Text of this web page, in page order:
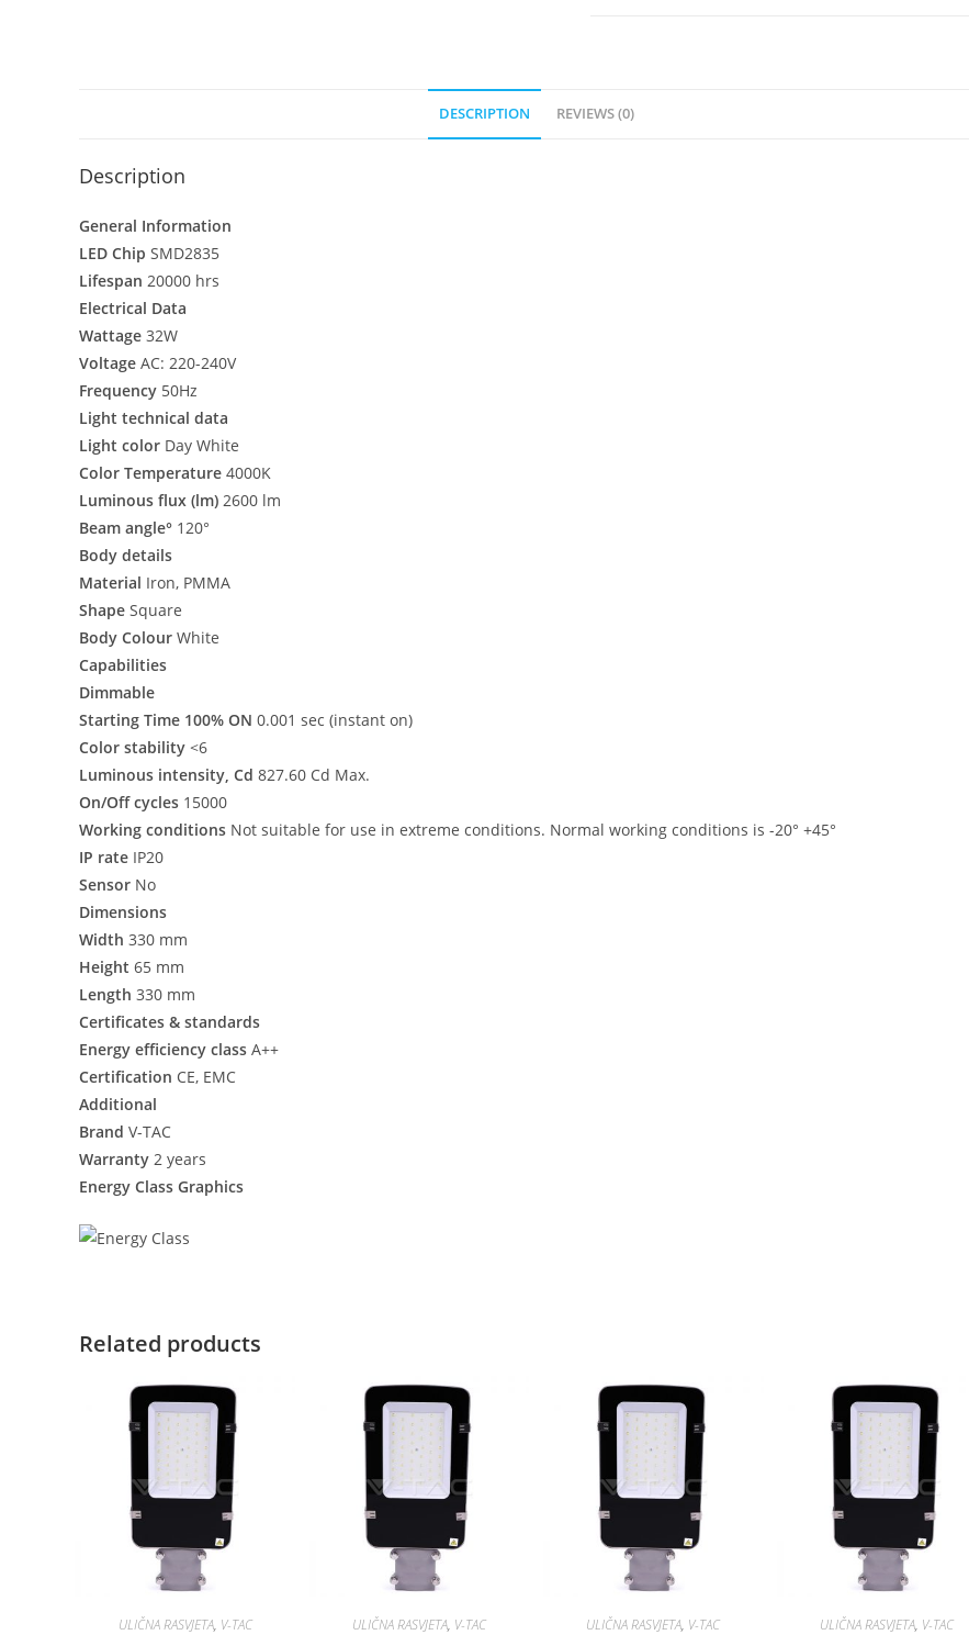
DESCRIPTION REVIEWS (0)
Description
General Information
LED Chip SMD2835
Lifespan 20000 hrs
Electrical Data
Wattage 32W
Voltage AC: 220-240V
Frequency 50Hz
Light technical data
Light color Day White
Color Temperature 4000K
Luminous flux (lm) 2600 lm
Beam angle° 120°
Body details
Material Iron, PMMA
Shape Square
Body Colour White
Capabilities
Dimmable
Starting Time 100% ON 0.001 sec (instant on)
Color stability <6
Luminous intensity, Cd 827.60 Cd Max.
On/Off cycles 15000
Working conditions Not suitable for use in extreme conditions. Normal working conditions is -20° +45°
IP rate IP20
Sensor No
Dimensions
Width 330 mm
Height 65 mm
Length 330 mm
Certificates & standards
Energy efficiency class A++
Certification CE, EMC
Additional
Brand V-TAC
Warranty 2 years
Energy Class Graphics
Related products
ULIČNA RASVJETA, V-TAC ULIČNA RASVJETA, V-TAC ULIČNA RASVJETA, V-TAC ULIČNA RASVJETA, V-TAC